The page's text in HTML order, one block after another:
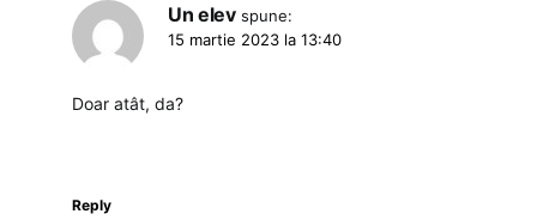
Un elev spune:
15 martie 2023 la 13:40
Doar atât, da?
Reply